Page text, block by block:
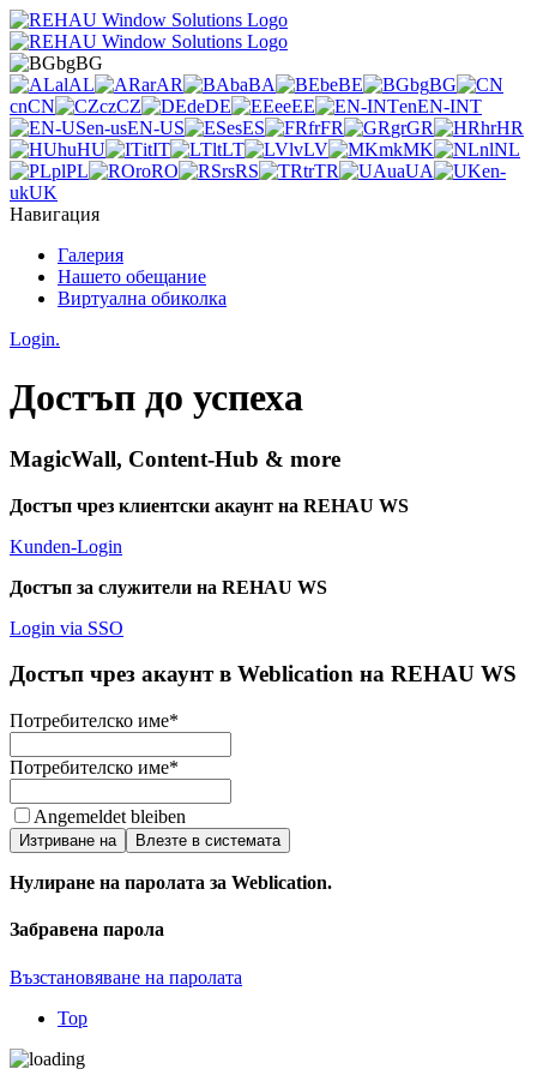
bgBG
alAL arAR baBA beBE bgBG
cnCN czCZ deDE eeEE enEN-INT
en-usEN-US esES frFR grGR hrHR
huHU itIT ltLT lvLV mkMK nlNL
plPL roRO rsRS trTR uaUA
en-
ukUK
Навигация
Галерия
Нашето обещание
Виртуална обиколка
Login.
Достъп до успеха
MagicWall, Content-Hub & more
Достъп чрез клиентски акаунт на REHAU WS
Kunden-Login
Достъп за служители на REHAU WS
Login via SSO
Достъп чрез акаунт в Weblication на REHAU WS
Потребителско име*
Потребителско име*
Angemeldet bleiben
Изтриване на Влезте в системата
Нулиране на паролата за Weblication.
Забравена парола
Възстановяване на паролата
Top